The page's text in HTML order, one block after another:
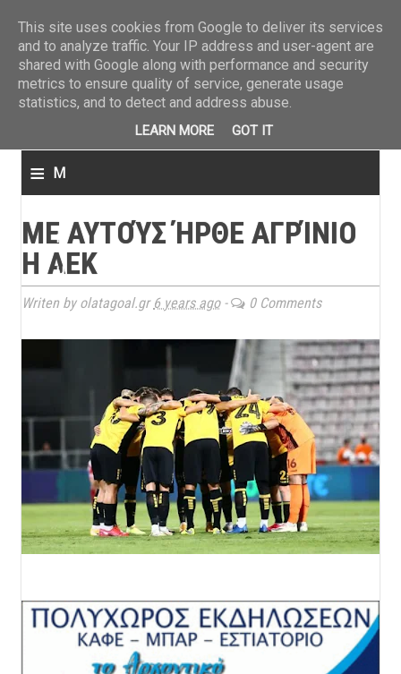
≡ M
n
u
ΜΕ ΑΥΤΟΎΣ ΉΡΘΕ ΑΓΡΊΝΙΟ
Η ΑΕΚ
Writen by olatagoal.gr 6 years ago- 0 Comments
This site uses cookies from Google to deliver its services
and to analyze traffic. Your IP address and user-agent are
shared with Google along with performance and security
metrics to ensure quality of service, generate usage
statistics, and to detect and address abuse.
LEARN MORE GOT IT